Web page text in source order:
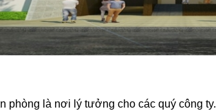
phòng là nơi lý tưởng cho các quý công ty.